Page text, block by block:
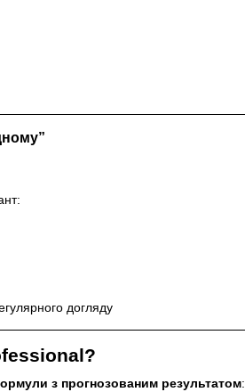
догляду
з прогнозованим результатом: